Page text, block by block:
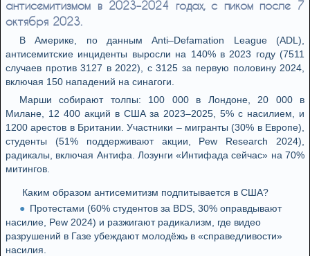
антисемитизмом в 2023–2024 годах, с пиком после 7
октября 2023.
В Америке, по данным Anti–Defamation League (ADL),
антисемитские инциденты выросли на 140% в 2023 году (7511
случаев против 3127 в 2022), с 3125 за первую половину 2024,
включая 150 нападений на синагоги.
Марши собирают толпы: 100 000 в Лондоне, 20 000 в
Милане, 12 400 акций в США за 2023–2025, 5% с насилием, и
1200 арестов в Британии. Участники – мигранты (30% в Европе),
студенты (51% поддерживают акции, Pew Research 2024),
радикалы, включая Антифа. Лозунги «Интифада сейчас» на 70%
митингов.
Каким образом антисемитизм подпитывается в США?
Протестами (60% студентов за BDS, 30% оправдывают
насилие, Pew 2024) и разжигают радикализм, где видео
разрушений в Газе убеждают молодёжь в «справедливости»
насилия.